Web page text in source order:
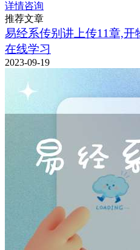
详情咨询
推荐文章
易经系传别讲上传11章,开
在线学习
2023-09-19